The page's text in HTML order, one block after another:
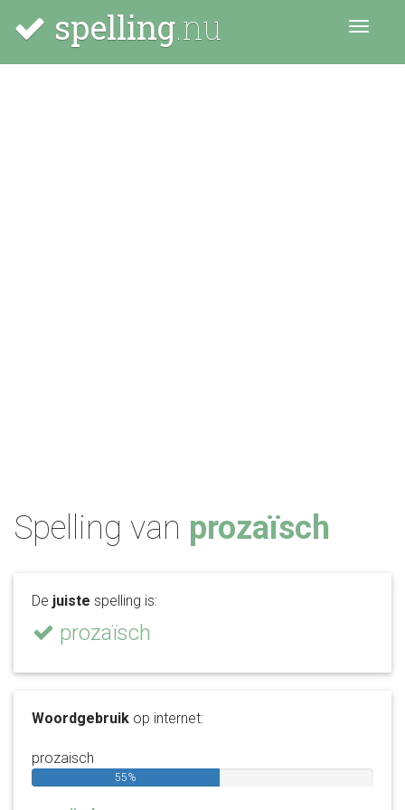
spelling.nu Menu
Spelling van prozaïsch
De juiste spelling is:
prozaïsch
Woordgebruik op internet:
prozaisch
55%